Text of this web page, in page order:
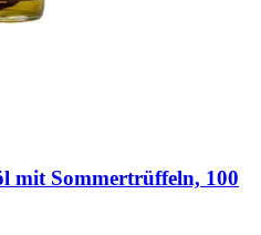
mit Sommertrüffeln, 100